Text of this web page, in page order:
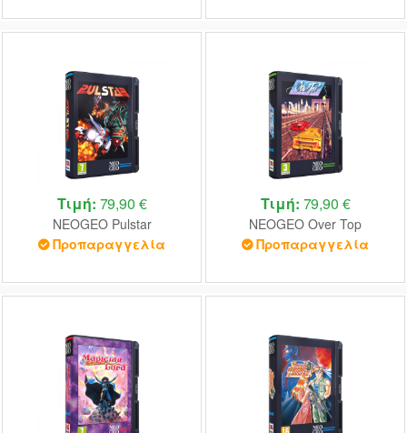
Τιμή: 79,90 €
NEOGEO Pulstar
Προπαραγγελία
Τιμή: 79,90 €
NEOGEO Over Top
Προπαραγγελία